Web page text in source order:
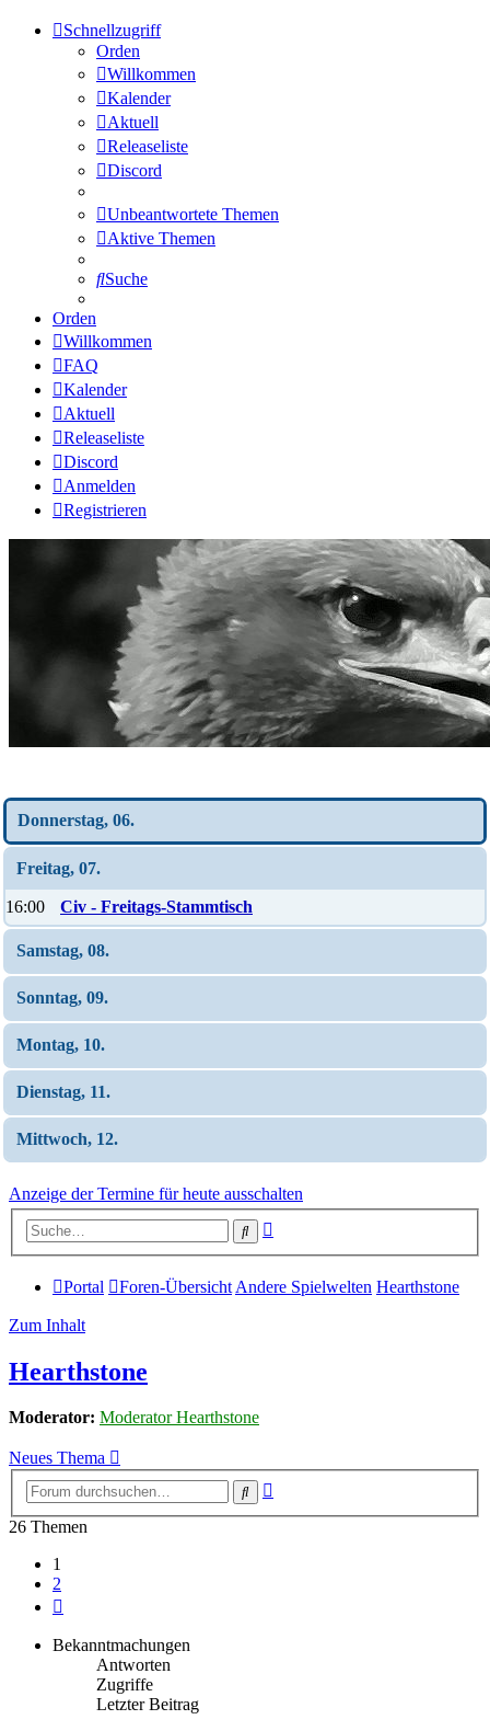
Schnellzugriff
Orden
Willkommen
Kalender
Aktuell
Releaseliste
Discord
Unbeantwortete Themen
Aktive Themen
Suche
Orden
Willkommen
FAQ
Kalender
Aktuell
Releaseliste
Discord
Anmelden
Registrieren
Donnerstag, 06.
Freitag, 07.
16:00 Civ - Freitags-Stammtisch
Samstag, 08.
Sonntag, 09.
Montag, 10.
Dienstag, 11.
Mittwoch, 12.
Anzeige der Termine für heute ausschalten
Suche
Portal Foren-Übersicht Andere Spielwelten Hearthstone
Zum Inhalt
Hearthstone
Moderator: Moderator Hearthstone
Neues Thema
Suche
26 Themen
1
2
Bekanntmachungen
Antworten
Zugriffe
Letzter Beitrag